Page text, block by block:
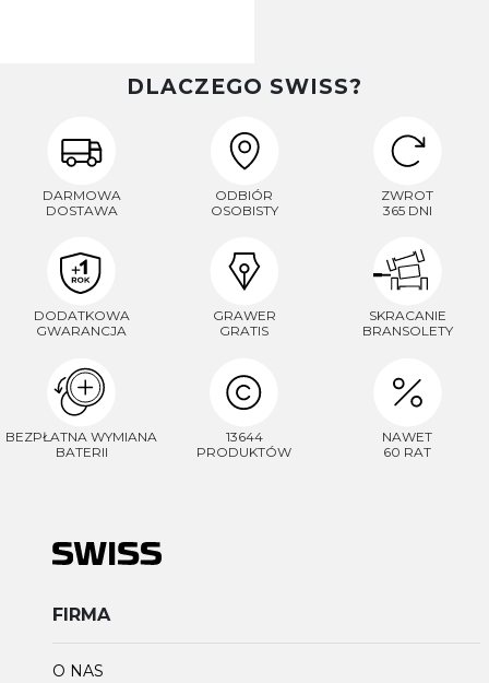
DLACZEGO SWISS?
DARMOWA
DOSTAWA
ODBIÓR
OSOBISTY
ZWROT
365 DNI
DODATKOWA
GWARANCJA
GRAWER
GRATIS
SKRACANIE
BRANSOLETY
BEZPŁATNA WYMIANA
BATERII
13644
PRODUKTÓW
NAWET
60 RAT
FIRMA
O NAS